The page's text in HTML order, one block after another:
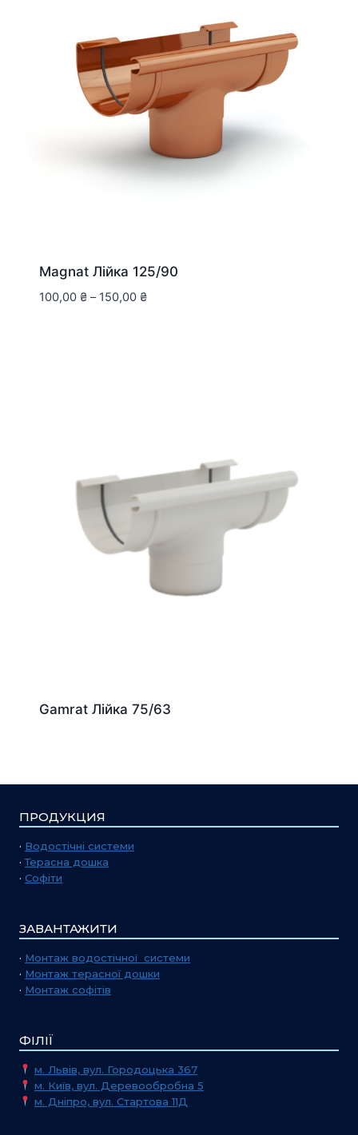
Magnat Лійка 125/90
100,00 ₴ – 150,00 ₴
Gamrat Лійка 75/63
ПРОДУКЦИЯ
· Водостічні системи
·Терасна дошка
· Софіти
ЗАВАНТАЖИТИ
· Монтаж водостічної системи
· Монтаж терасної дошки
· Монтаж софітів
ФІЛІЇ
м. Львів, вул. Городоцька 367
м. Київ, вул. Деревообробна 5
м. Дніпро, вул. Стартова 11Д